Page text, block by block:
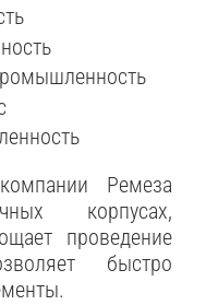
Ремеза
корпусах,
проведение
быстро